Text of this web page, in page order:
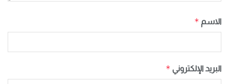
الاسم *
البريد الإلكتروني *